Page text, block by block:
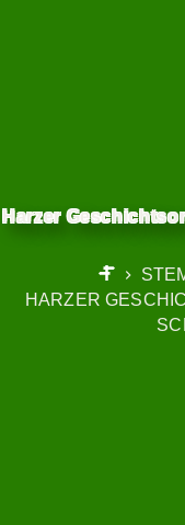
Harzer
START
HARZER